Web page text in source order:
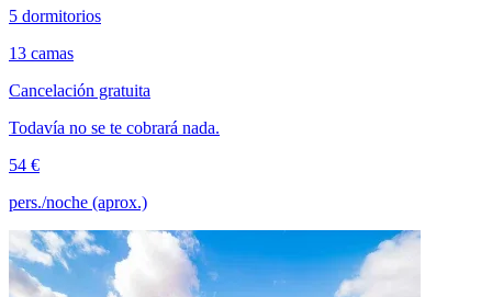
5 dormitorios
13 camas
Cancelación gratuita
Todavía no se te cobrará nada.
54 €
pers./noche (aprox.)